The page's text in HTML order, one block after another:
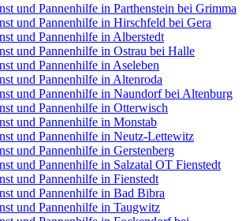
und Pannenhilfe in Parthenstein bei Grimma
und Pannenhilfe in Hirschfeld bei Gera
und Pannenhilfe in Alberstedt
und Pannenhilfe in Ostrau bei Halle
und Pannenhilfe in Aseleben
und Pannenhilfe in Altenroda
und Pannenhilfe in Naundorf bei Altenburg
und Pannenhilfe in Otterwisch
und Pannenhilfe in Monstab
und Pannenhilfe in Neutz-Lettewitz
und Pannenhilfe in Gerstenberg
und Pannenhilfe in Salzatal OT Fienstedt
und Pannenhilfe in Fienstedt
und Pannenhilfe in Bad Bibra
und Pannenhilfe in Taugwitz